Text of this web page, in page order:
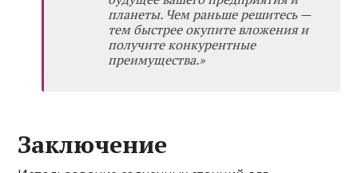
планеты. Чем раньше решитесь —
тем быстрее окупите вложения и
получите конкурентные
преимущества.»
Заключение